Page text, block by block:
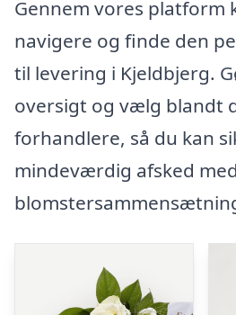
Gennem vores platform
navigere og finde den
til levering i Kjeldbjerg.
oversigt og vælg blandt
forhandlere, så du kan
mindeværdig afsked